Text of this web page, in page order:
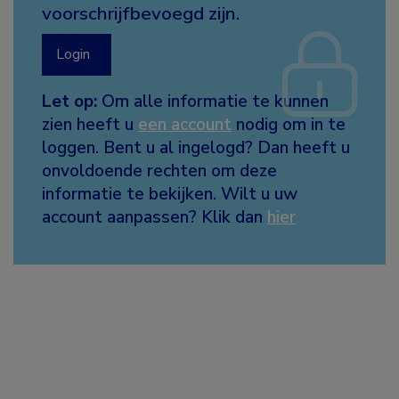
voorschrijfbevoegd zijn.
Login
Let op: Om alle informatie te kunnen
zien heeft u een account nodig om in te
loggen. Bent u al ingelogd? Dan heeft u
onvoldoende rechten om deze
informatie te bekijken. Wilt u uw
account aanpassen? Klik dan hier